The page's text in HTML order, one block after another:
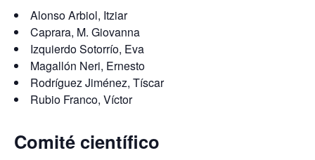
Alonso Arbiol, Itziar
Caprara, M. Giovanna
Izquierdo Sotorrío, Eva
Magallón Neri, Ernesto
Rodríguez Jiménez, Tíscar
Rubio Franco, Víctor
Comité científico